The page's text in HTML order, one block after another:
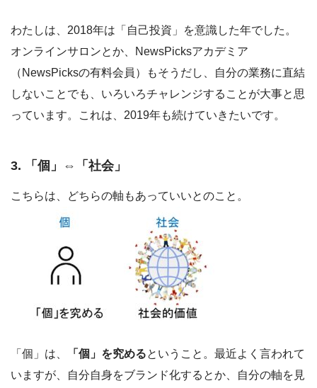
わたしは、2018年は「自己投資」を意識した年でした。
オンラインサロンとか、NewsPicksアカデミア
（NewsPicksの有料会員）もそうだし、自分の業務に直結
しないことでも、いろいろチャレンジすることが大事と思
っています。これは、2019年も続けていきたいです。
3. 「個」⇔「社会」
こちらは、どちらの軸もあっていいとのこと。
「個」は、 「個」を究めるということ。最近よく言われて
いますが、自分自身をブランド化するとか、自分の軸を見